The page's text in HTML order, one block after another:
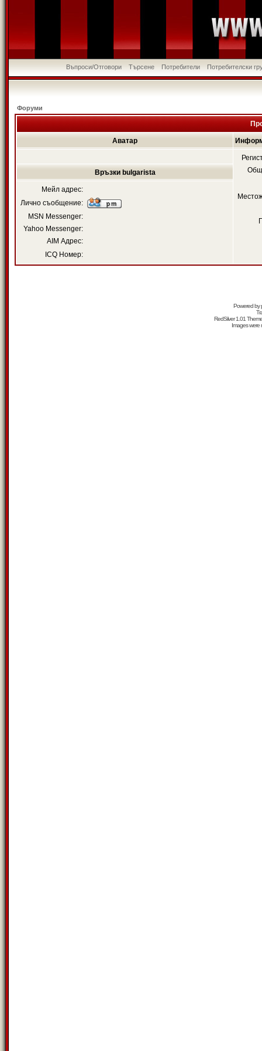
Въпроси/Отговори Търсене Потребители Потребителски
Форуми
Аватар
Връзки bulgarista
Мейл адрес:
Лично съобщение:
MSN Messenger:
Yahoo Messenger:
AIM Адрес:
ICQ Номер:
Powered by
RedSilver 1.01
Images were